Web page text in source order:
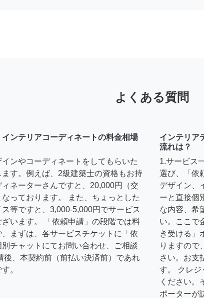
よくある質問
ンテリアコーディネートの料金相場
ンやコーディネートをしてもらいた
す。例えば、2級建築士の資格もお持
ネーターさんですと、20,000円（交
っております。 また、ちょっとした
等ですと、3,000-5,000円でサービス
います。 「依頼申請」の段階では料
まずは、各サービスチケットに「依
チャットにてお問い合わせ、ご相談
、本契約前（前払い決済前）であれ
。
インテリア
流れは？
1.サービス
選び、「依
デザイン、
ーと直接個
な内容、希
い。ここで
き受ける」
りますので
さい。お支
す。 クレジ
ください。
ポーターが